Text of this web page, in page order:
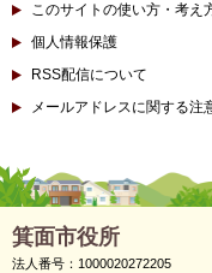
このサイトの使い方・考え
個人情報保護
RSS配信について
メールアドレスに関する注
箕面市役所
法人番号：1000020272205